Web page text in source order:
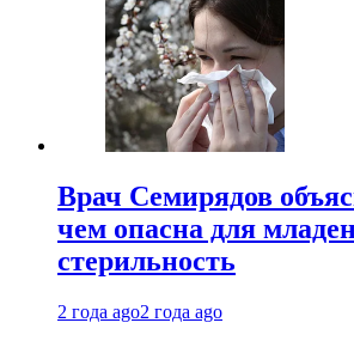
Врач Семирядов
чем опасна для
стерильность
2 года ago2 года ago